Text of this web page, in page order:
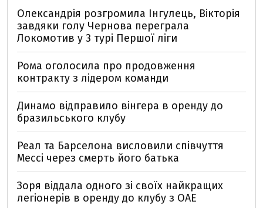
Олександрія розгромила Інгулець, Вікторія
завдяки голу Чернова переграла
Локомотив у 3 турі Першої ліги
Рома оголосила про продовження
контракту з лідером команди
Динамо відправило вінгера в оренду до
бразильського клубу
Реал та Барселона висловили співчуття
Мессі через смерть його батька
Зоря віддала одного зі своїх найкращих
легіонерів в оренду до клубу з ОАЕ